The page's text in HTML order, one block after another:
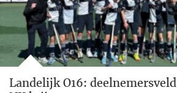
Landelijk O16: